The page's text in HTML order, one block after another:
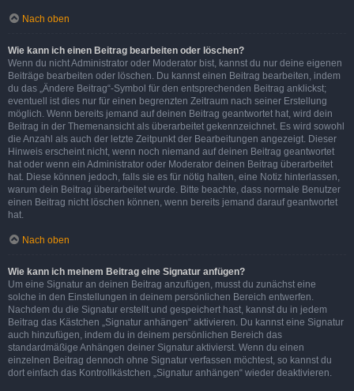
Nach oben
Wie kann ich einen Beitrag bearbeiten oder löschen?
Wenn du nicht Administrator oder Moderator bist, kannst du nur deine eigenen
Beiträge bearbeiten oder löschen. Du kannst einen Beitrag bearbeiten, indem
du das „Ändere Beitrag“-Symbol für den entsprechenden Beitrag anklickst;
eventuell ist dies nur für einen begrenzten Zeitraum nach seiner Erstellung
möglich. Wenn bereits jemand auf deinen Beitrag geantwortet hat, wird dein
Beitrag in der Themenansicht als überarbeitet gekennzeichnet. Es wird sowohl
die Anzahl als auch der letzte Zeitpunkt der Bearbeitungen angezeigt. Dieser
Hinweis erscheint nicht, wenn noch niemand auf deinen Beitrag geantwortet
hat oder wenn ein Administrator oder Moderator deinen Beitrag überarbeitet
hat. Diese können jedoch, falls sie es für nötig halten, eine Notiz hinterlassen,
warum dein Beitrag überarbeitet wurde. Bitte beachte, dass normale Benutzer
einen Beitrag nicht löschen können, wenn bereits jemand darauf geantwortet
hat.
Nach oben
Wie kann ich meinem Beitrag eine Signatur anfügen?
Um eine Signatur an deinen Beitrag anzufügen, musst du zunächst eine
solche in den Einstellungen in deinem persönlichen Bereich entwerfen.
Nachdem du die Signatur erstellt und gespeichert hast, kannst du in jedem
Beitrag das Kästchen „Signatur anhängen“ aktivieren. Du kannst eine Signatur
auch hinzufügen, indem du in deinem persönlichen Bereich das
standardmäßige Anhängen deiner Signatur aktivierst. Wenn du einen
einzelnen Beitrag dennoch ohne Signatur verfassen möchtest, so kannst du
dort einfach das Kontrollkästchen „Signatur anhängen“ wieder deaktivieren.